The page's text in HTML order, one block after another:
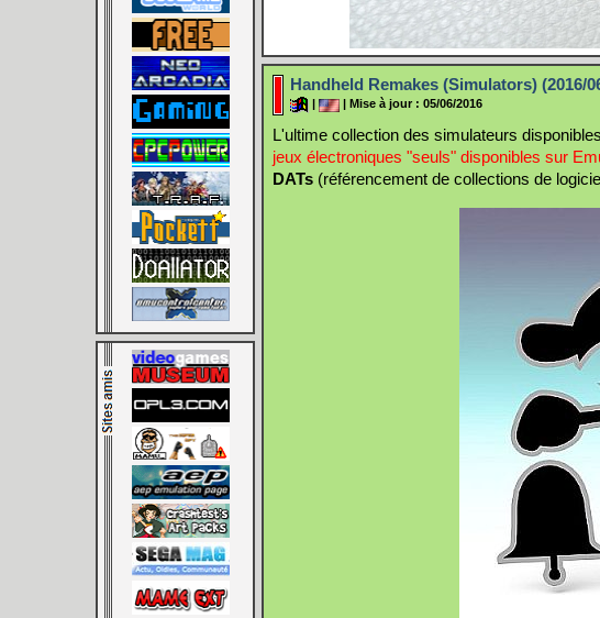
Handheld Remakes (Simulators) (2016/
| Mise à jour : 05/06/2016
L'ultime collection des simulateurs
jeux électroniques "seuls" disponibles sur
DATs (référencement de collections de